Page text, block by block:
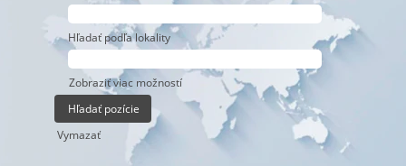
Hľadať podľa lokality
Zobraziť viac možností
Vymazať